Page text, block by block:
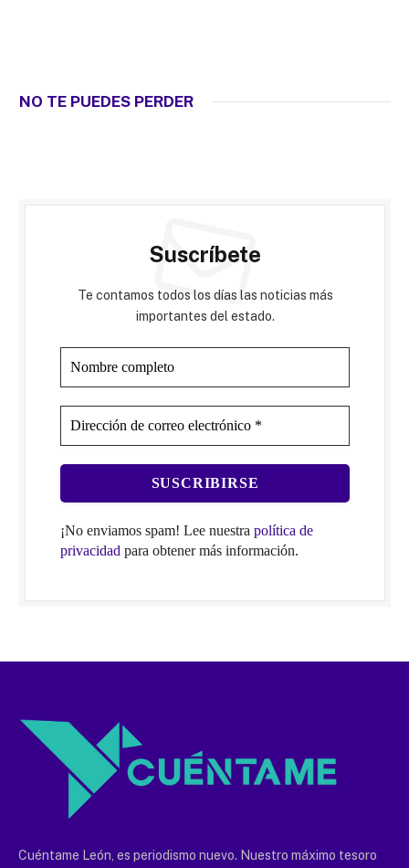
NO TE PUEDES PERDER
Suscríbete
Te contamos todos los días las noticias más
importantes del estado.
¡No enviamos spam! Lee nuestra política de
privacidad para obtener más información.
Cuéntame León, es periodismo nuevo. Nuestro máximo tesoro